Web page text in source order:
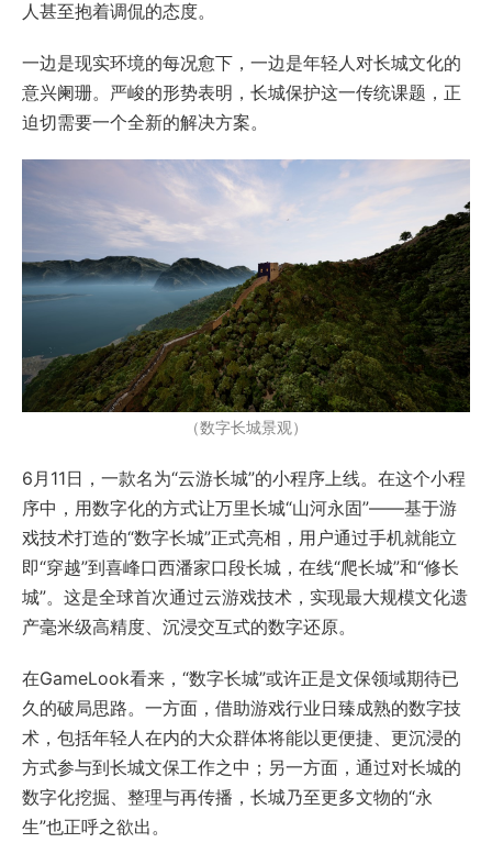
人甚至抱着调侃的态度。
一边是现实环境的每况愈下，一边是年轻人对长城文化的
意兴阑珊。严峻的形势表明，长城保护这一传统课题，正
迫切需要一个全新的解决方案。
（数字长城景观）
6月11日，一款名为“云游长城”的小程序上线。在这个小程
序中，用数字化的方式让万里长城“山河永固”——基于游
戏技术打造的“数字长城”正式亮相，用户通过手机就能立
即“穿越”到喜峰口西潘家口段长城，在线“爬长城”和“修长
城”。这是全球首次通过云游戏技术，实现最大规模文化遗
产毫米级高精度、沉浸交互式的数字还原。
在GameLook看来，“数字长城”或许正是文保领域期待已
久的破局思路。一方面，借助游戏行业日臻成熟的数字技
术，包括年轻人在内的大众群体将能以更便捷、更沉浸的
方式参与到长城文保工作之中；另一方面，通过对长城的
数字化挖掘、整理与再传播，长城乃至更多文物的“永
生”也正呼之欲出。